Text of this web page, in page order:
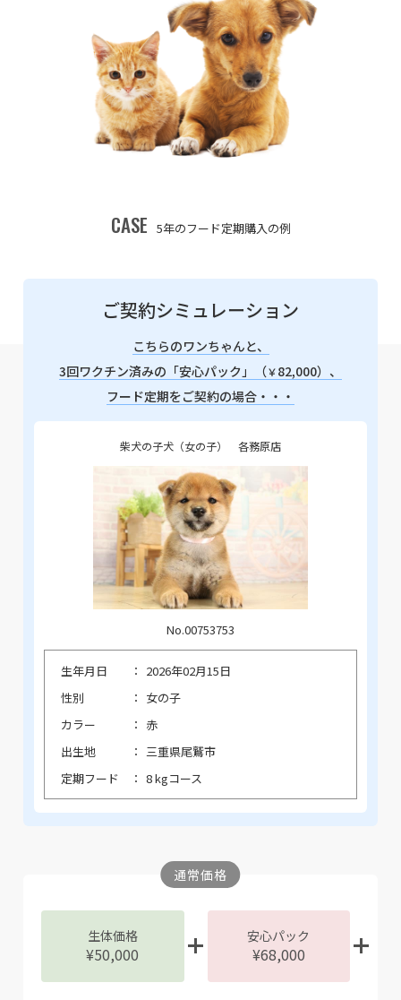
CASE 5年のフード定期購入の例
ご契約シミュレーション
こちらのワンちゃんと、
3回ワクチン済みの「安心パック」（￥82,000）、
フード定期をご契約の場合・・・
柴犬の子犬（女の子） 各務原店
No.00753753
生年月日
2026年02月15日
性別
女の子
カラー
赤
出生地
三重県尾鷲市
定期フード
8 kgコース
通常価格
生体価格
¥50,000
安心パック
¥68,000